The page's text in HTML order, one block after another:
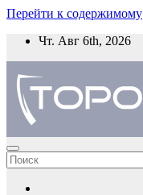
Перейти к содержимому
Чт. Авг 6th, 2026